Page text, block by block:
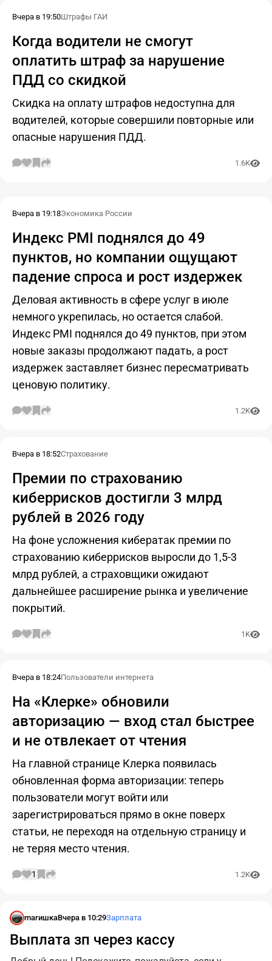
Вчера в 19:50Штрафы ГАИ
Когда водители не смогут
оплатить штраф за нарушение
ПДД со скидкой
Скидка на оплату штрафов недоступна для
водителей, которые совершили повторные или
опасные нарушения ПДД.
1.6K
Вчера в 19:18Экономика России
Индекс PMI поднялся до 49
пунктов, но компании ощущают
падение спроса и рост издержек
Деловая активность в сфере услуг в июле
немного укрепилась, но остается слабой.
Индекс PMI поднялся до 49 пунктов, при этом
новые заказы продолжают падать, а рост
издержек заставляет бизнес пересматривать
ценовую политику.
1.2K
Вчера в 18:52Страхование
Премии по страхованию
киберрисков достигли 3 млрд
рублей в 2026 году
На фоне усложнения кибератак премии по
страхованию киберрисков выросли до 1,5-3
млрд рублей, а страховщики ожидают
дальнейшее расширение рынка и увеличение
покрытий.
1K
Вчера в 18:24Пользователи интернета
На «Клерке» обновили
авторизацию — вход стал быстрее
и не отвлекает от чтения
На главной странице Клерка появилась
обновленная форма авторизации: теперь
пользователи могут войти или
зарегистрироваться прямо в окне поверх
статьи, не переходя на отдельную страницу и
не теряя место чтения.
1 1.2K
marишкаВчера в 10:29Зарплата
Выплата зп через кассу